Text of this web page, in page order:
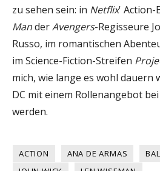
zu sehen sein: in Netflix' Action-
ManderAvengers-Regisseure
Russo, im romantischen
im Science-Fiction-Streifen
mich, wie lange es wohl dauern
DC mit einem Rollenangebot
werden.
ACTION ANA DE ARMAS